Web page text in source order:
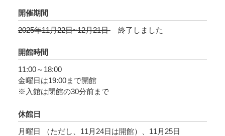
当主ゆかりの品も伝わります。
また、大西は春翠の能の師であるばかりでな
く、茶の湯の友としての顔も持ち、大正期に春
翠が催した茶会にしばしば参加しました。残さ
れた茶会記には、その折々に用いられた道具類
が記録されており、茶会を主催した春翠の美意
さらに、技法という点からも能装束に着目し、
開催期間
2025年11月22日~12月21日
終了しました
開館時間
11:00～18:00
金曜日は19:00まで開館
※入館は閉館の30分前まで
休館日
月曜日 （ただし、11月24日は開館）、11月25日